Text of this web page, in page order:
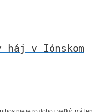
háj v Iónskom